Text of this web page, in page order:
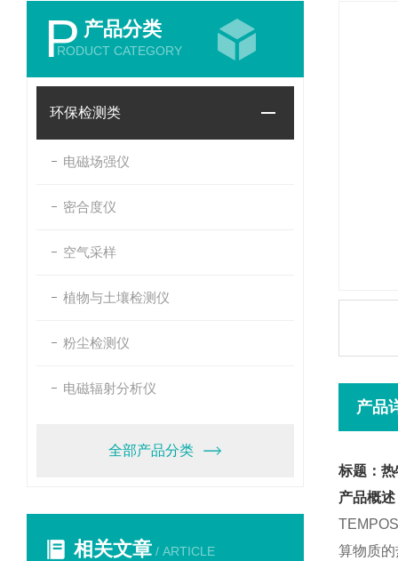
P 产品分类
RODUCT CATEGORY
环保检测类
电磁场强仪
密合度仪
空气采样
植物与土壤检测仪
粉尘检测仪
电磁辐射分析仪
全部产品分类
相关文章 / ARTICLE
产品
标题：
产品概述
算物质